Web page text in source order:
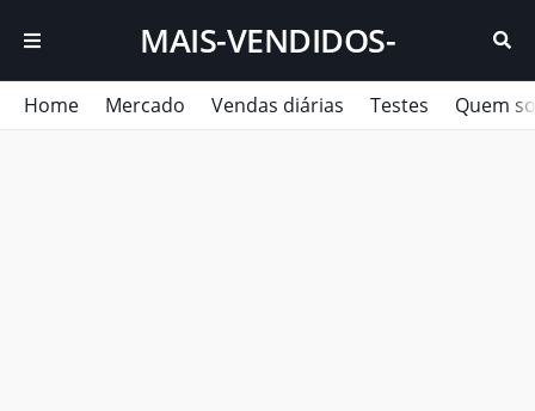
MAIS-VENDIDOS-
ACUMULADO
Home Mercado Vendas diárias Testes Quem